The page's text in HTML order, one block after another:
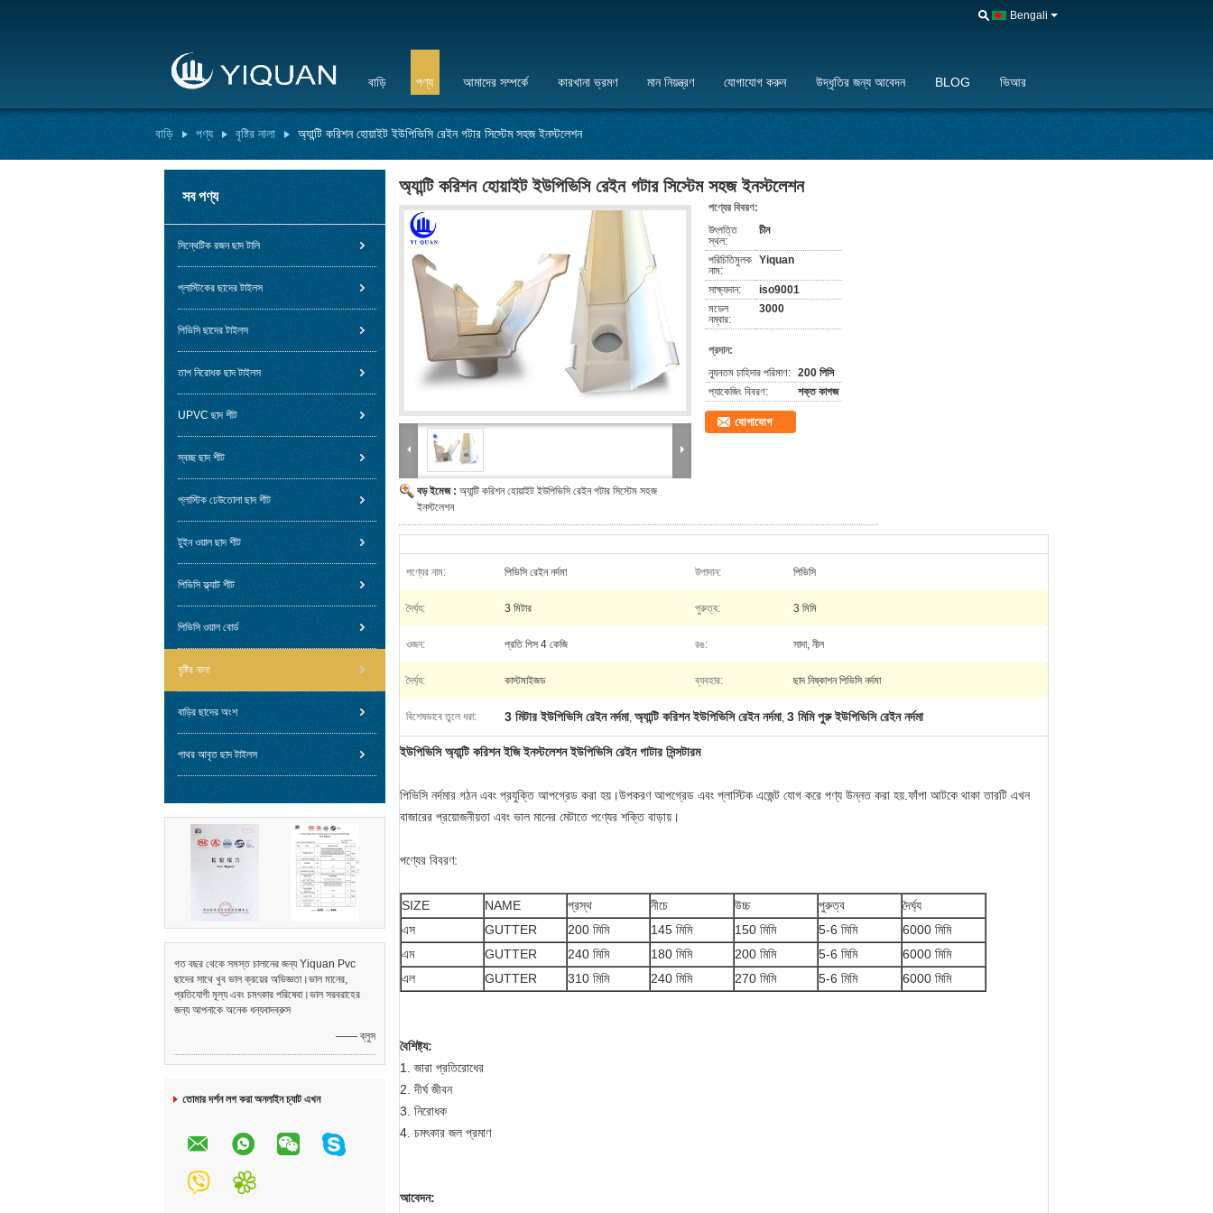
Bengali
বাড়ি পণ্য আমাদের সম্পর্কে কারখানা ভ্রমণ মান নিয়ন্ত্রণ যোগাযোগ করুন উদ্ধৃতির জন্য আবেদন BLOG ভিআর
বাড়ি পণ্য বৃষ্টির নালা অ্যান্টি করিশন হোয়াইট ইউপিভিসি রেইন গটার সিস্টেম সহজ ইনস্টলেশন
সব পণ্য
সিন্থেটিক রজন ছাদ টালি
প্লাস্টিকের ছাদের টাইলস
পিভিসি ছাদের টাইলস
তাপ নিরোধক ছাদ টাইলস
UPVC ছাদ শীট
স্বচ্ছ ছাদ শীট
প্লাস্টিক ঢেউতোলা ছাদ শীট
টুইন ওয়াল ছাদ শীট
পিভিসি ফ্ল্যাট শীট
পিভিসি ওয়াল বোর্ড
বৃষ্টির নালা
বাড়ির ছাদের অংশ
পাথর আবৃত ছাদ টাইলস
গত বছর থেকে সমস্ত চালানের জন্য Yiquan Pvc
ছাদের সাথে খুব ভাল ক্রয়ের অভিজ্ঞতা।ভাল মানের,
প্রতিযোগী মূল্য এবং চমৎকার পরিষেবা।ভাল সরবরাহের
জন্য আপনাকে অনেক ধন্যবাদব্রুস
—— ব্লুস
তোমার দর্শন লগ করা অনলাইন চ্যাট এখন
অ্যান্টি করিশন হোয়াইট ইউপিভিসি রেইন গটার সিস্টেম সহজ ইনস্টলেশন
বড় ইমেজ : অ্যান্টি করিশন হোয়াইট ইউপিভিসি রেইন গটার সিস্টেম সহজ
ইনস্টলেশন
পণ্যের বিবরণ:
উৎপত্তি
স্থল:
চীন
পরিচিতিমুলক
নাম:
Yiquan
সাক্ষ্যদান:
iso9001
মডেল
নম্বার:
3000
প্রদান:
ন্যূনতম চাহিদার পরিমাণ: 200 পিসি
প্যাকেজিং বিবরণ:
শক্ত কাগজ
যোগাযোগ
পণ্যের নাম: পিভিসি রেইন নর্দমা উপাদান: পিভিসি
দৈর্ঘ্য: 3 মিটার পুরুত্ব: 3 মিমি
ওজন: প্রতি পিস 4 কেজি রঙ: সাদা, নীল
দৈর্ঘ্য: কাস্টমাইজড ব্যবহার: ছাদ নিষ্কাশন পিভিসি নর্দমা
বিশেষভাবে তুলে ধরা: 3 মিটার ইউপিভিসি রেইন নর্দমা, অ্যান্টি করিশন ইউপিভিসি রেইন নর্দমা, 3 মিমি পুরু ইউপিভিসি রেইন নর্দমা
ইউপিভিসি অ্যান্টি করিশন ইজি ইনস্টলেশন ইউপিভিসি রেইন গাটার সিন্সটারম
পিভিসি নর্দমার গঠন এবং প্রযুক্তি আপগ্রেড করা হয়।উপকরণ আপগ্রেড এবং প্লাস্টিক এজেন্ট যোগ করে পণ্য উন্নত করা হয়.ফাঁপা আটকে থাকা তারটি এখন
বাজারের প্রয়োজনীয়তা এবং ভাল মানের মেটাতে পণ্যের শক্তি বাড়ায়।
পণ্যের বিবরণ:
SIZE NAME প্রস্থ নীচে উচ্চ পুরুত্ব
দৈর্ঘ্য
এস
GUTTER 200 মিমি 145 মিমি 150 মিমি 5-6 মিমি
6000 মিমি
এম
GUTTER 240 মিমি 180 মিমি 200 মিমি 5-6 মিমি
6000 মিমি
এল
GUTTER 310 মিমি 240 মিমি 270 মিমি 5-6 মিমি 6000 মিমি
বৈশিষ্ট্য:
1. জারা প্রতিরোধের
2. দীর্ঘ জীবন
3. নিরোধক
4. চমৎকার জল প্রমাণ
আবেদন: